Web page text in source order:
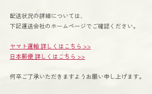
ステムトリートメント ローションセラム
ステムトリートメント デュアルリペアセラム
ステムトリートメント リカバリーマスク
配送状況の詳細については、
下記運送会社のホームページでご確認ください。
ヤマト運輸 詳しくはこちら >>
日本郵便 詳しくはこちら >>
何卒ご了承いただきますようお願い申し上げます。